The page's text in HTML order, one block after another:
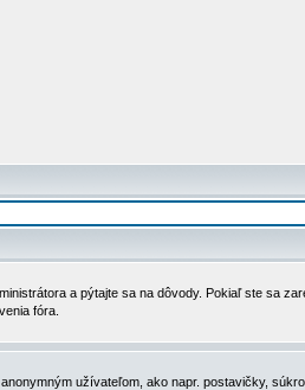
a pýtajte sa na dôvody. Pokiaľ ste sa
fóra.
užívateľom, ako napr. postavičky,